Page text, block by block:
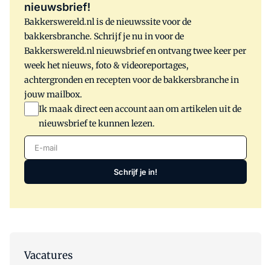
nieuwsbrief!
Bakkerswereld.nl is de nieuwssite voor de
bakkersbranche. Schrijf je nu in voor de
Bakkerswereld.nl nieuwsbrief en ontvang twee keer per
week het nieuws, foto & videoreportages,
achtergronden en recepten voor de bakkersbranche in
jouw mailbox.
Ik maak direct een account aan om artikelen uit de
nieuwsbrief te kunnen lezen.
E-mail
Schrijf je in!
Vacatures